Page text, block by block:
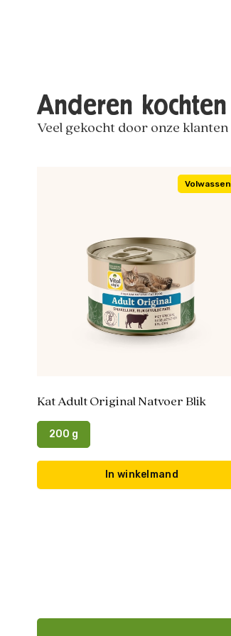
Anderen kochten
Veel gekocht door onze klanten
Volwassen
Kat Adult Original Natvoer Blik
200 g
In winkelmand